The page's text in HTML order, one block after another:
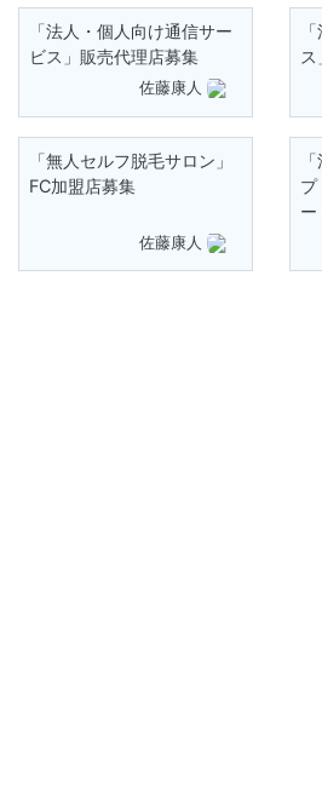
「法人・個人向け通信サー
ビス」販売代理店募集
佐藤康人
「無人セルフ脱毛サロン」
FC加盟店募集
佐藤康人
プ
ー